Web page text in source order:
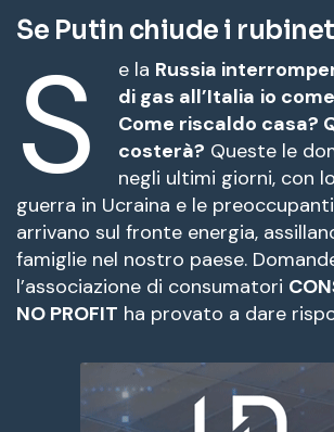
Se Putin chiude i
S e la Russia
di gas all’Italia io
Come riscaldo casa?
costerà? Queste le
negli ultimi giorni, con
guerra in Ucraina e le
arrivano sul fronte energia,
famiglie nel nostro paese.
l’associazione di consumatori
NO PROFIT ha provato a dare